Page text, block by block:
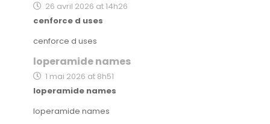
26 avril 2026 at 14h26
cenforce d uses
cenforce d uses
loperamide names
1 mai 2026 at 8h51
loperamide names
loperamide names